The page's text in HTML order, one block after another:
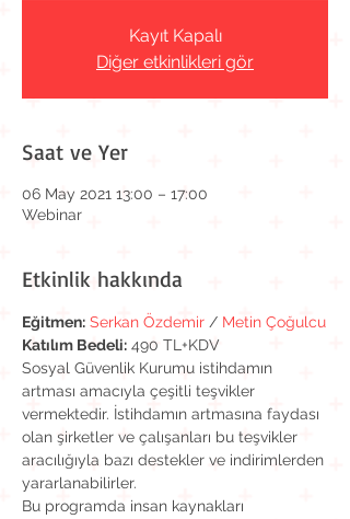
Kayıt Kapalı
Diğer etkinlikleri gör
Saat ve Yer
06 May 2021 13:00 – 17:00
Webinar
Etkinlik hakkında
Eğitmen: Serkan Özdemir / Metin Çoğulcu
Katılım Bedeli: 490 TL+KDV
Sosyal Güvenlik Kurumu istihdamın
artması amacıyla çeşitli teşvikler
vermektedir. İstihdamın artmasına faydası
olan şirketler ve çalışanları bu teşvikler
aracılığıyla bazı destekler ve indirimlerden
yararlanabilirler.
Bu programda insan kaynakları